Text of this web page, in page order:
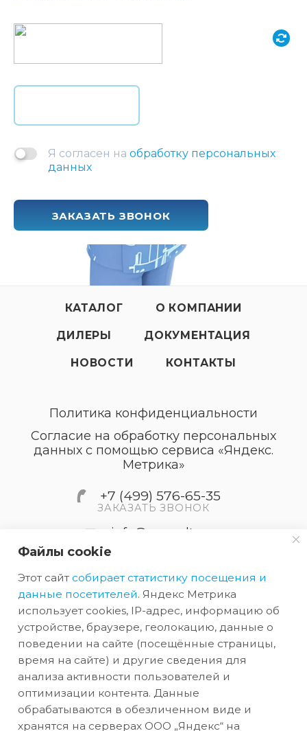
Я согласен на обработку персональных
данных
ЗАКАЗАТЬ ЗВОНОК
КАТАЛОГ О КОМПАНИИ
ДИЛЕРЫ ДОКУМЕНТАЦИЯ
НОВОСТИ КОНТАКТЫ
Политика конфиденциальности
Согласие на обработку персональных
данных с помощью сервиса «Яндекс.
Метрика»
+7 (499) 576-65-35
ЗАКАЗАТЬ ЗВОНОК
info@accordtec.ru
шоссе, дом 41А, строение 1,
пом.22
2026 © Обращаем Ваше внимание на то, что вся
информация, размещенная на сайте, носит
информационный характер и не является
публичной офертой, определяемой
положениями Статьи 437 (2) ГК РФ.
Файлы cookie
Этот сайт собирает статистику посещения и
данные посетителей. Яндекс Метрика
использует cookies, IP-адрес, информацию об
устройстве, браузере, геолокацию, данные о
поведении на сайте (посещённые страницы,
время на сайте) и другие сведения для
анализа активности пользователей и
оптимизации контента. Данные
обрабатываются в обезличенном виде и
хранятся на серверах ООО „Яндекс“ на